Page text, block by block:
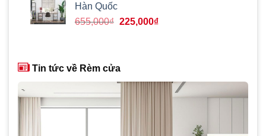
215,000₫.
Hàn Quốc
655,000₫ Giá
225,000₫Giá
Tin tức về Rèm cửa